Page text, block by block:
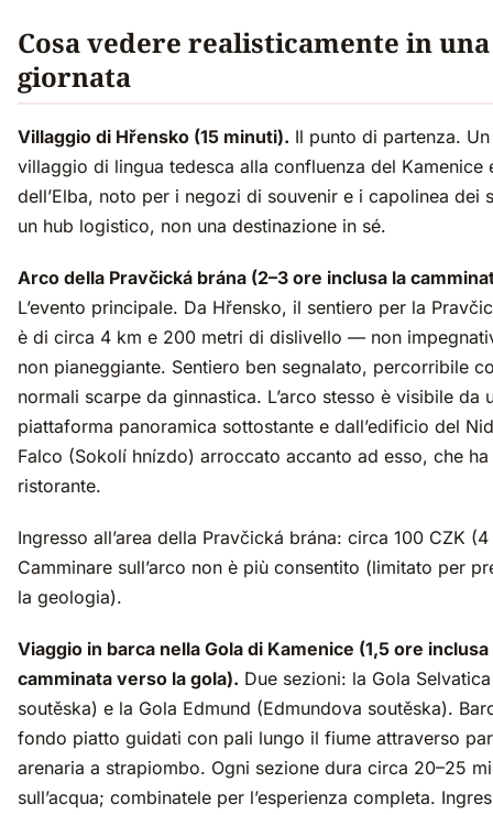
Cosa vedere realisticamente in una
giornata
Villaggio di Hřensko (15 minuti). Il punto di partenza.
villaggio di lingua tedesca alla confluenza del Kamenice
dell’Elba, noto per i negozi di souvenir e i capolinea dei
un hub logistico, non una destinazione in sé.
Arco della Pravčická brána (2–3 ore inclusa la
L’evento principale. Da Hřensko, il sentiero per la
è di circa 4 km e 200 metri di dislivello — non
non pianeggiante. Sentiero ben segnalato, percorribile
normali scarpe da ginnastica. L’arco stesso è visibile da
piattaforma panoramica sottostante e dall’edificio del
Falco (Sokolí hnízdo) arroccato accanto ad esso, che ha
ristorante.
Ingresso all’area della Pravčická brána: circa 100 CZK
Camminare sull’arco non è più consentito (limitato per
la geologia).
Viaggio in barca nella Gola di Kamenice (1,5 ore inclusa
camminata verso la gola). Due sezioni: la Gola
soutěska) e la Gola Edmund (Edmundova soutěska).
fondo piatto guidati con pali lungo il fiume attraverso
arenaria a strapiombo. Ogni sezione dura circa 20–25
sull’acqua; combinatele per l’esperienza completa.